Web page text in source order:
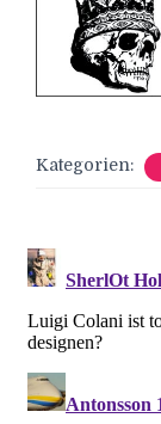
Kategorien: